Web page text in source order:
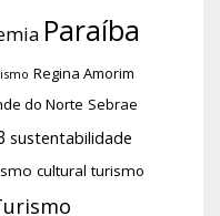
Paraíba
Regina Amorim
do Norte Sebrae
sustentabilidade
cultural turismo